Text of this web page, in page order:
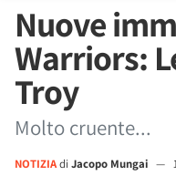
Nuove
Warriors:
Troy
Molto cruente...
NOTIZIAdi Jacopo Mungai —